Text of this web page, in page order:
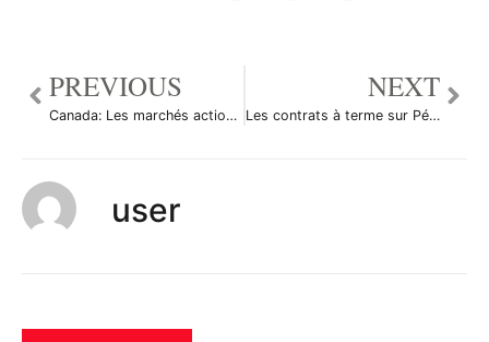
PREVIOUS
Canada: Les marchés actions finissent en baisse; l’indice S&P/TSX recule de 0,36%
NEXT
Les contrats à terme sur Pétrole Brut ont reculé durant la séance en Asie
user